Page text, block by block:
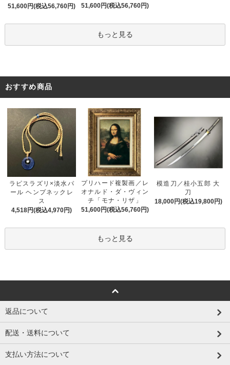
51,600円(税込56,760円)
51,600円(税込56,760円)
もっと見る
おすすめ商品
ラピスラズリ×淡水パ
ール ヘンプネックレ
ス
4,518円(税込4,970円)
プリハード複製画／レ
オナルド・ダ・ヴィン
チ「モナ・リザ」
51,600円(税込56,760円)
模造刀／桂小五郎 大
刀
18,000円(税込19,800円)
もっと見る
返品について
配送・送料について
支払い方法について